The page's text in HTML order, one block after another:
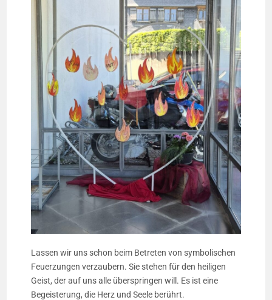
Lassen wir uns schon beim Betreten von symbolischen
Feuerzungen verzaubern. Sie stehen für den heiligen
Geist, der auf uns alle überspringen will. Es ist eine
Begeisterung, die Herz und Seele berührt.